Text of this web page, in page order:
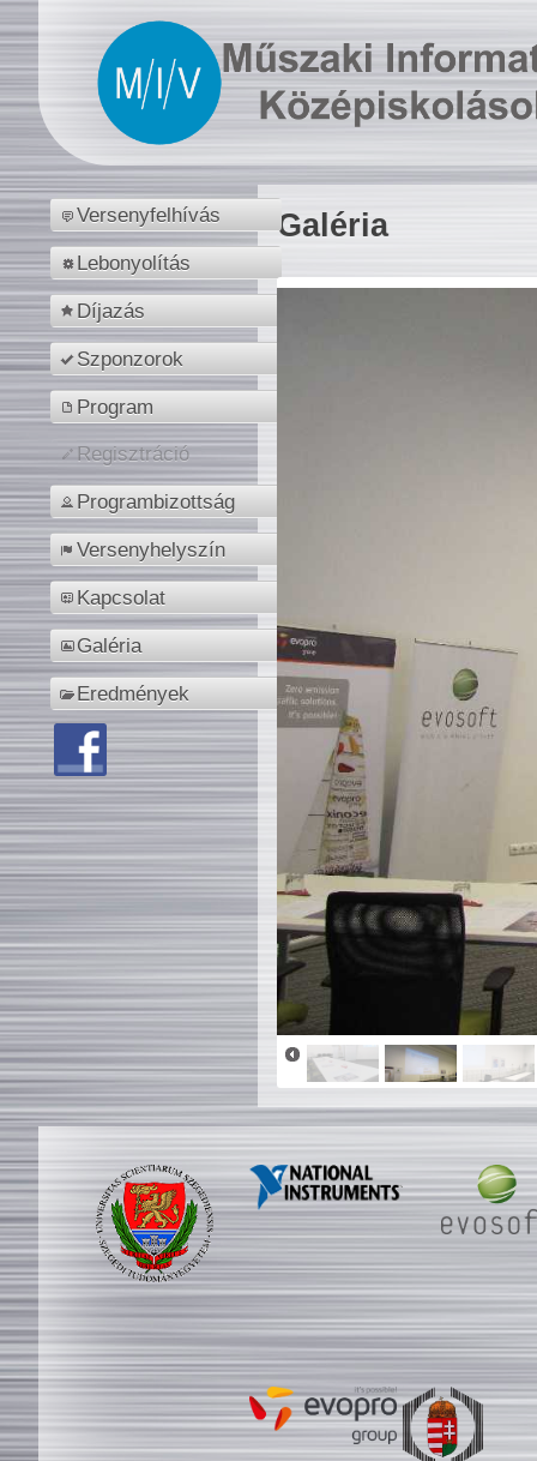
Versenyfelhívás
Lebonyolítás
Díjazás
Szponzorok
Program
Regisztráció
Programbizottság
Versenyhelyszín
Kapcsolat
Galéria
Eredmények
Galéria